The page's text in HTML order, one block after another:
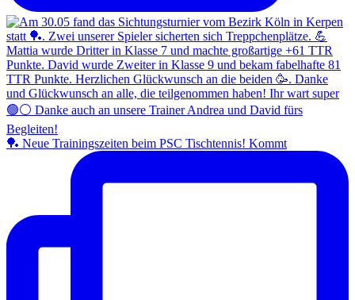
🏓 Neue Trainingszeiten beim PSC Tischtennis! Kommt